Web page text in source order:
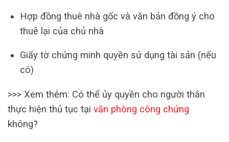
Hợp đồng thuê nhà gốc và văn bản đồng ý cho
thuê lại của chủ nhà
Giấy tờ chứng minh quyền sử dụng tài sản (nếu
có)
>>> Xem thêm: Có thể ủy quyền cho người thân
thực hiện thủ tục tại văn phòng công chứng
không?